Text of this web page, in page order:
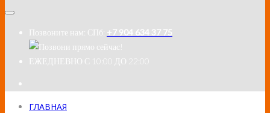
Позвоните нам: СПб: +7 904 634 37 75
ЕЖЕДНЕВНО С 10:00 ДО 22:00
ГЛАВНАЯ